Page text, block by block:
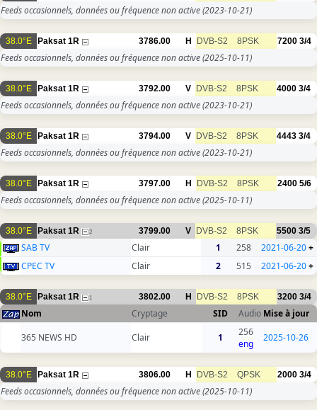
Feeds occasionnels, données ou fréquence non active(2023-10-21)
38.0°E Paksat 1R 3786.00 H DVB-S2 8PSK 7200 3/4
Feeds occasionnels, données ou fréquence non active(2025-10-11)
38.0°E Paksat 1R 3792.00 V DVB-S2 8PSK 4000 3/4
Feeds occasionnels, données ou fréquence non active(2023-10-21)
38.0°E Paksat 1R 3794.00 V DVB-S2 8PSK 4443 3/4
Feeds occasionnels, données ou fréquence non active(2023-10-21)
38.0°E Paksat 1R 3797.00 H DVB-S2 8PSK 2400 5/6
Feeds occasionnels, données ou fréquence non active(2025-10-11)
38.0°E Paksat 1R 2 3799.00 V DVB-S2 8PSK 5500 3/5
SAB TV Clair 1 258 2021-06-20+
CPEC TV
Clair 2 515 2021-06-20+
38.0°E Paksat 1R 1 3802.00 H DVB-S2 8PSK 3200 3/4
Nom Cryptage SID Audio Mise à jour
365 NEWS HD
Clair 1
256
eng
2025-10-26
38.0°E Paksat 1R 3806.00 H DVB-S2 QPSK 2000 3/4
Feeds occasionnels, données ou fréquence non active(2025-10-11)